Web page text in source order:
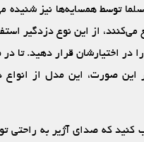
توسط همسایه‌ها نیز شنیده
از این نوع دزدگیر
در اختیارشان قرار دهید. تا
این صورت، این مدل از انواع
کنید که صدای آژیر به راحتی